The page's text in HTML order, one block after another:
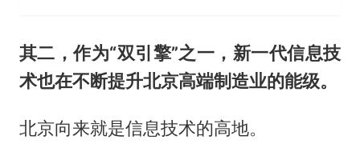
其二，作为“双引擎”之一，新一代信息技
术也在不断提升北京高端制造业的能级。
北京向来就是信息技术的高地。